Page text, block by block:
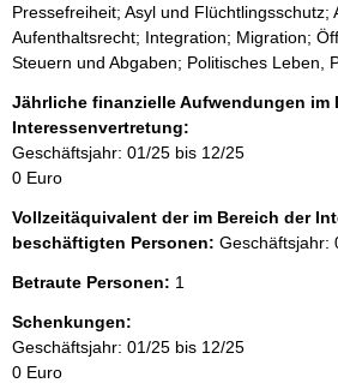
Pressefreiheit; Asyl und Flüchtlingsschutz;
Aufenthaltsrecht; Integration; Migration;
Steuern und Abgaben; Politisches Leben,
Jährliche finanzielle Aufwendungen im
Interessenvertretung:
Geschäftsjahr: 01/25 bis 12/25
0 Euro
Vollzeitäquivalent der im Bereich der
beschäftigten Personen: Geschäftsjahr:
Betraute Personen: 1
Schenkungen:
Geschäftsjahr: 01/25 bis 12/25
0 Euro